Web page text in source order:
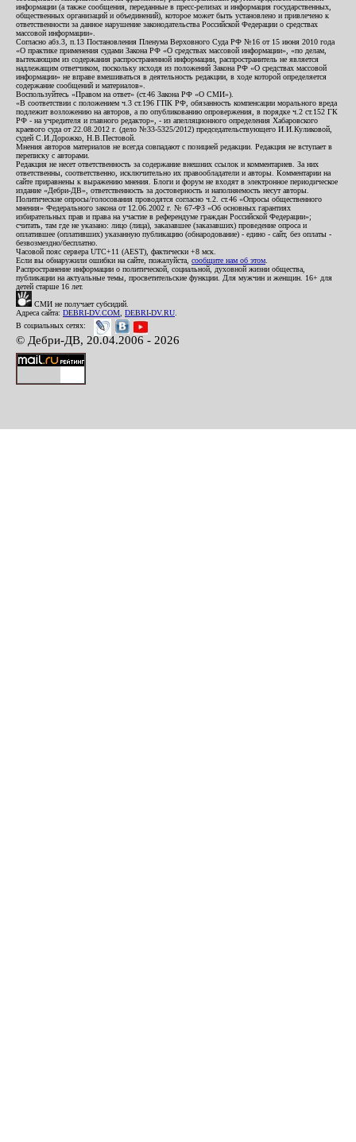
информации (а также сообщения, переданные в пресс-релизах и информация государственных,
общественных организаций и объединений), которое может быть установлено и привлечено к
ответственности за данное нарушение законодательства Российской Федерации о средствах
массовой информации».
Согласно абз.3, п.13 Постановления Пленума Верховного Суда РФ №16 от 15 июня 2010 года
«О практике применения судами Закона РФ «О средствах массовой информации», «по делам,
вытекающим из содержания распространенной информации, распространитель не является
надлежащим ответчиком, поскольку исходя из положений Закона РФ «О средствах массовой
информации» не вправе вмешиваться в деятельность редакции, в ходе которой определяется
содержание сообщений и материалов».
Воспользуйтесь «Правом на ответ» (ст.46 Закона РФ «О СМИ»).
«В соответствии с положением ч.3 ст.196 ГПК РФ, обязанность компенсации морального вреда
подлежит возложению на авторов, а по опубликованию опровержения, в порядке ч.2 ст.152 ГК
РФ - на учредителя и главного редактор», - из апелляционного определения Хабаровского
краевого суда от 22.08.2012 г. (дело №33-5325/2012) председательствующего И.И.Куликовой,
судей С.И.Дорожко, Н.В.Пестовой.
Мнения авторов материалов не всегда совпадают с позицией редакции. Редакция не вступает в
переписку с авторами.
Редакция не несет ответственность за содержание внешних ссылок и комментариев. За них
ответственны, соответственно, исключительно их правообладатели и авторы. Комментарии на
сайте приравнены к выражению мнения. Блоги и форум не входят в электронное периодическое
издание «Дебри-ДВ», ответственность за достоверность и наполняемость несут авторы.
Политические опросы/голосования проводятся согласно ч.2. ст.46 «Опросы общественного
мнения» Федерального закона от 12.06.2002 г. № 67-ФЗ «Об основных гарантиях
избирательных прав и права на участие в референдуме граждан Российской Федерации»;
считать, там где не указано: лицо (лица), заказавшее (заказавших) проведение опроса и
оплатившее (оплативших) указанную публикацию (обнародование) - едино - сайт, без оплаты -
безвозмездно/бесплатно.
Часовой пояс сервера UTC+11 (AEST), фактически +8 мск.
Если вы обнаружили ошибки на сайте, пожалуйста, сообщите нам об этом
Распространение информации о политической, социальной, духовной жизни общества,
публикации на актуальные темы, просветительские функции. Для мужчин и женщин. 16+ для
детей старше 16 лет.
СМИ не получает субсидий.
Адреса сайта: DEBRI-DV.COM DEBRI-DV.RU
В социальных сетях:
© Дебри-ДВ, 20.04.2006 - 2026